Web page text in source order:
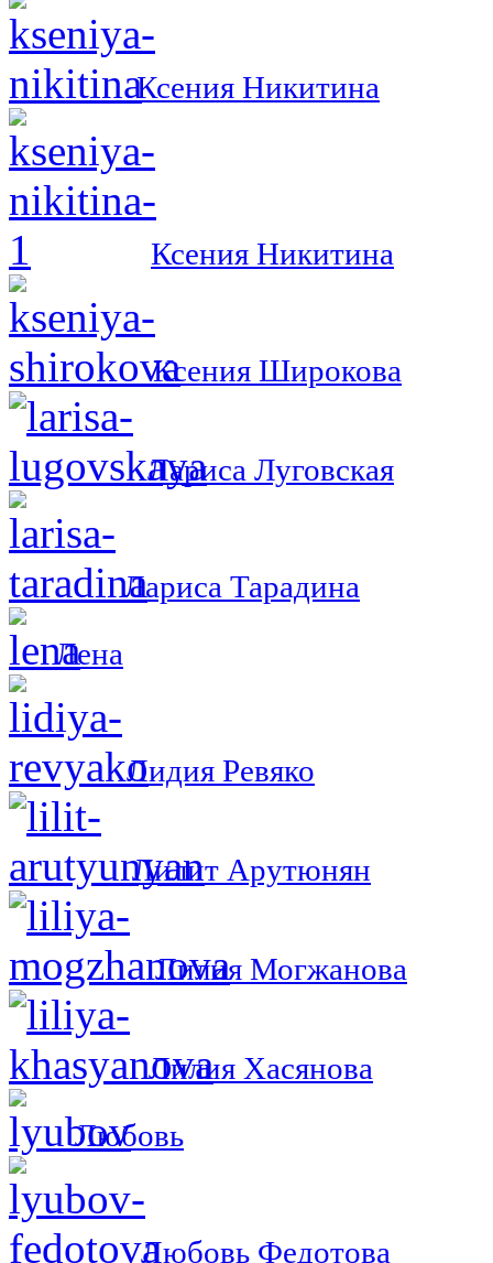
Ксения Никитина
Ксения Никитина
Ксения Широкова
Лариса Луговская
Лариса Тарадина
Лена
Лидия Ревяко
Лилит Арутюнян
Лилия Могжанова
Лилия Хасянова
Любовь
Любовь Федотова